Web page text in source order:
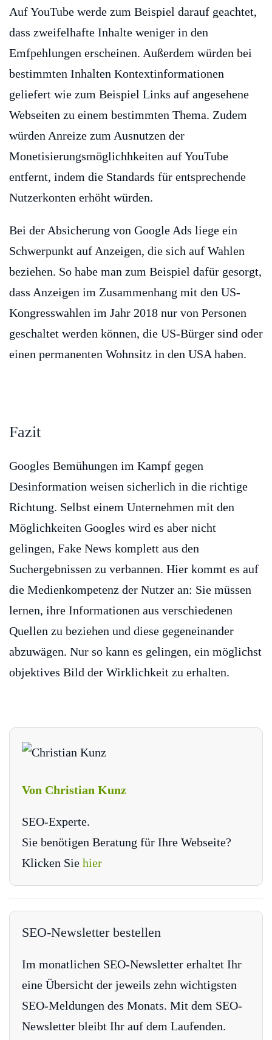
Auf YouTube werde zum Beispiel darauf geachtet,
dass zweifelhafte Inhalte weniger in den
Emfpehlungen erscheinen. Außerdem würden bei
bestimmten Inhalten Kontextinformationen
geliefert wie zum Beispiel Links auf angesehene
Webseiten zu einem bestimmten Thema. Zudem
würden Anreize zum Ausnutzen der
Monetisierungsmöglichhkeiten auf YouTube
entfernt, indem die Standards für entsprechende
Nutzerkonten erhöht würden.
Bei der Absicherung von Google Ads liege ein
Schwerpunkt auf Anzeigen, die sich auf Wahlen
beziehen. So habe man zum Beispiel dafür gesorgt,
dass Anzeigen im Zusammenhang mit den US-
Kongresswahlen im Jahr 2018 nur von Personen
geschaltet werden können, die US-Bürger sind oder
einen permanenten Wohnsitz in den USA haben.
Fazit
Googles Bemühungen im Kampf gegen
Desinformation weisen sicherlich in die richtige
Richtung. Selbst einem Unternehmen mit den
Möglichkeiten Googles wird es aber nicht
gelingen, Fake News komplett aus den
Suchergebnissen zu verbannen. Hier kommt es auf
die Medienkompetenz der Nutzer an: Sie müssen
lernen, ihre Informationen aus verschiedenen
Quellen zu beziehen und diese gegeneinander
abzuwägen. Nur so kann es gelingen, ein möglichst
objektives Bild der Wirklichkeit zu erhalten.
Von Christian Kunz
SEO-Experte.
Sie benötigen Beratung für Ihre Webseite?
Klicken Sie hier
SEO-Newsletter bestellen
Im monatlichen SEO-Newsletter erhaltet Ihr
eine Übersicht der jeweils zehn wichtigsten
SEO-Meldungen des Monats. Mit dem SEO-
Newsletter bleibt Ihr auf dem Laufenden.